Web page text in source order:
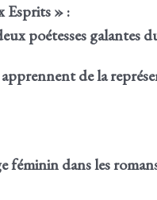
Esprits » :
poétesses galantes
de la
féminin dans les